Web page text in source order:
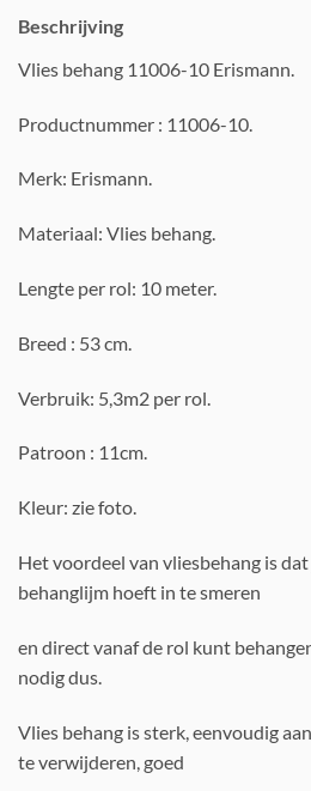
Beschrijving
Vlies behang 11006-10 Erismann.
Productnummer : 11006-10.
Merk: Erismann.
Materiaal: Vlies behang.
Lengte per rol: 10 meter.
Breed : 53 cm.
Verbruik: 5,3m2 per rol.
Patroon : 11cm.
Kleur: zie foto.
Het voordeel van vliesbehang is
behanglijm hoeft in te smeren
en direct vanaf de rol kunt
nodig dus.
Vlies behang is sterk, eenvoudig
te verwijderen, goed